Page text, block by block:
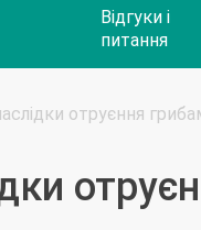
Відгуки і
питання
отруєння